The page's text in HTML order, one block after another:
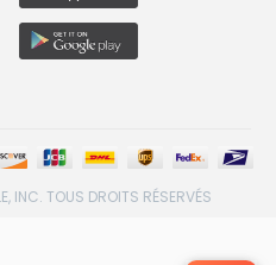
INC. TOUS DROITS RÉSERVÉS